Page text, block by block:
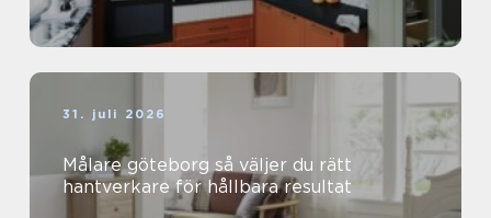
31. juli 2026
Målare göteborg så väljer du rätt
hantverkare för hållbara resultat